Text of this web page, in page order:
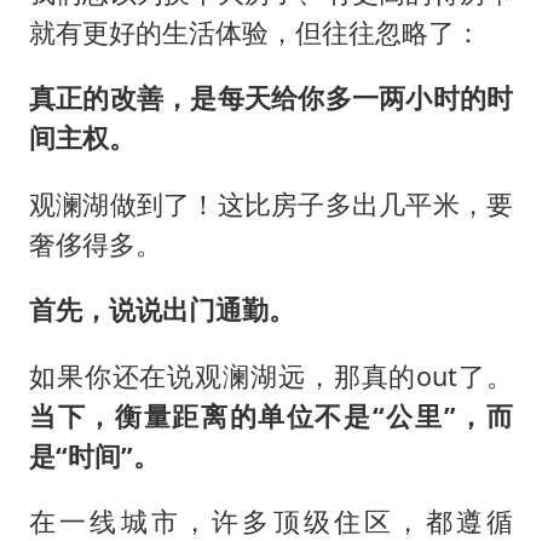
就有更好的生活体验，但往往忽略了：
真正的改善，是每天给你多一两小时的时
间主权。
观澜湖做到了！这比房子多出几平米，要
奢侈得多。
首先，说说出门通勤。
如果你还在说观澜湖远，那真的out了。
当下，衡量距离的单位不是“公里”，而
是“时间”。
在一线城市，许多顶级住区，都遵循